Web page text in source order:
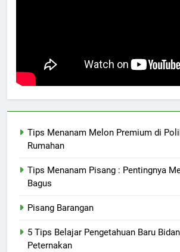
Tips Menanam Melon Premium di
Rumahan
Tips Menanam Pisang : Pentingnya
Bagus
Pisang Barangan
5 Tips Belajar Pengetahuan Baru
Peternakan